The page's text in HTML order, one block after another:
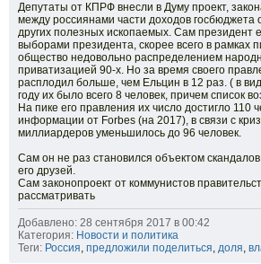
Депутаты от КПРФ внесли в Думу проект,
между россиянами части доходов госбюджета
других полезных ископаемых. Сам президент
выборами президента, скорее всего в рамках
общество недовольно распределением
приватизацией 90-х. Но за время своего
расплодил больше, чем Ельцин в 12 раз. ( в
году их было всего 8 человек, причем список
На пике его правления их число достигло 110
информации от Forbes (на 2017), в связи с
миллиардеров уменьшилось до 96 человек.
Сам он не раз становился объектом
его друзей.
Сам законопроект от коммунистов
рассматривать
Добавлено: 28 сентября 2017 в 00:42
Категория: Новости и политика
Теги: Россия, предложили поделиться, доля,